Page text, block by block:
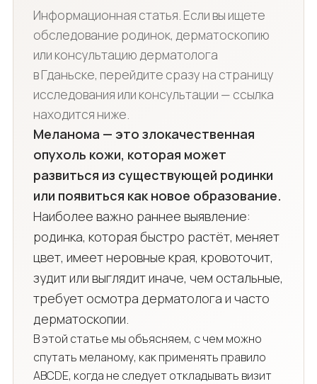
Информационная статья. Если вы ищете
обследование родинок, дерматоскопию
или консультацию дерматолога
в Гданьске, перейдите сразу на страницу
исследования или консультации — ссылка
находится ниже.
Меланома — это злокачественная
опухоль кожи, которая может
развиться из существующей родинки
или появиться как новое образование.
Наиболее важно раннее выявление:
родинка, которая быстро растёт, меняет
цвет, имеет неровные края, кровоточит,
зудит или выглядит иначе, чем остальные,
требует осмотра дерматолога и часто
дерматоскопии.
В этой статье мы объясняем, с чем можно
спутать меланому, как применять правило
ABCDE, когда не следует откладывать визит